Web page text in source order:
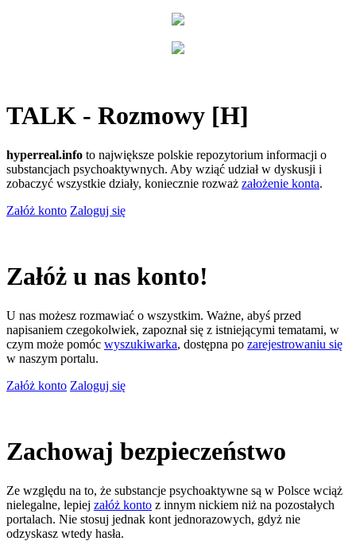
TALK - Rozmowy [H]
hyperreal.info to największe polskie repozytorium informacji o
substancjach psychoaktywnych. Aby wziąć udział w dyskusji i
zobaczyć wszystkie działy, koniecznie rozważ założenie konta.
Załóż konto Zaloguj się
Załóż u nas konto!
U nas możesz rozmawiać o wszystkim. Ważne, abyś przed
napisaniem czegokolwiek, zapoznał się z istniejącymi tematami, w
czym może pomóc wyszukiwarka, dostępna po zarejestrowaniu się
w naszym portalu.
Załóż konto Zaloguj się
Zachowaj bezpieczeństwo
Ze względu na to, że substancje psychoaktywne są w Polsce wciąż
nielegalne, lepiej załóż konto z innym nickiem niż na pozostałych
portalach. Nie stosuj jednak kont jednorazowych, gdyż nie
odzyskasz wtedy hasła.